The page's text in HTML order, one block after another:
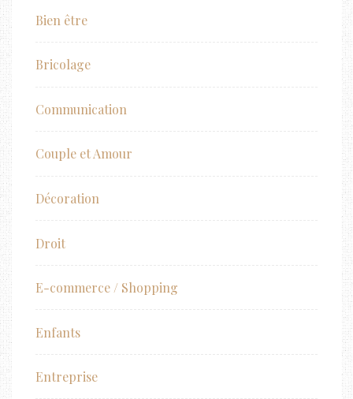
Bien être
Bricolage
Communication
Couple et Amour
Décoration
Droit
E-commerce / Shopping
Enfants
Entreprise